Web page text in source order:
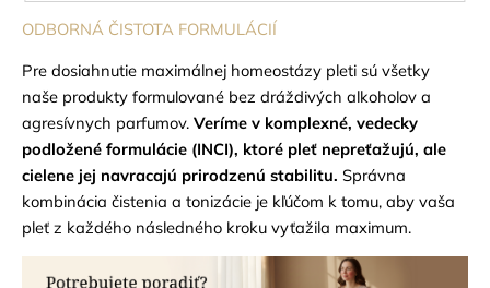
ODBORNÁ ČISTOTA FORMULÁCIÍ
Pre dosiahnutie maximálnej homeostázy pleti sú všetky
naše produkty formulované bez dráždivých alkoholov a
agresívnych parfumov. Veríme v komplexné, vedecky
podložené formulácie (INCI), ktoré pleť nepreťažujú, ale
cielene jej navracajú prirodzenú stabilitu. Správna
kombinácia čistenia a tonizácie je kľúčom k tomu, aby vaša
pleť z každého následného kroku vyťažila maximum.